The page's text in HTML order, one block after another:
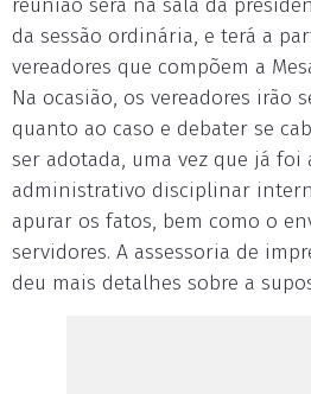
reunião será na sala da
da sessão ordinária, e terá a
vereadores que compõem a
Na ocasião, os vereadores irão
quanto ao caso e debater se
ser adotada, uma vez que já foi
administrativo disciplinar
apurar os fatos, bem como o
servidores. A assessoria de
deu mais detalhes sobre a